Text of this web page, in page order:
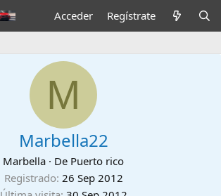
Acceder Regístrate
M
Marbella22
Marbella · De Puerto rico
Registrado 26 Sep 2012